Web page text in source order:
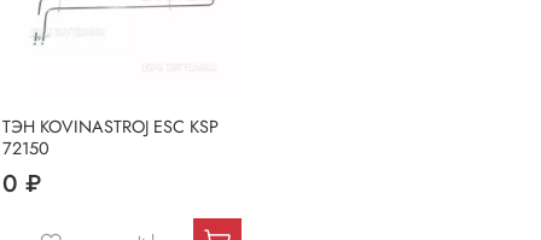
ТЭН KOVINASTROJ ESC KSP
72150
0 ₽